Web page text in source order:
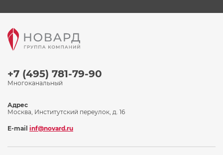
+7 (495) 781-79-90
Многоканальный
Адрес
Москва, Институтский переулок, д. 16
E-mail inf@novard.ru